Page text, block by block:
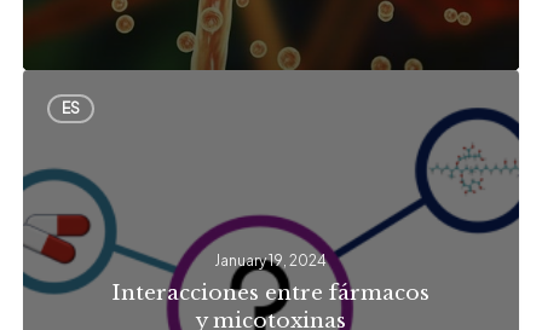
ES
micotoxinas
January 19, 2024
Interacciones entre fármacos
y micotoxinas